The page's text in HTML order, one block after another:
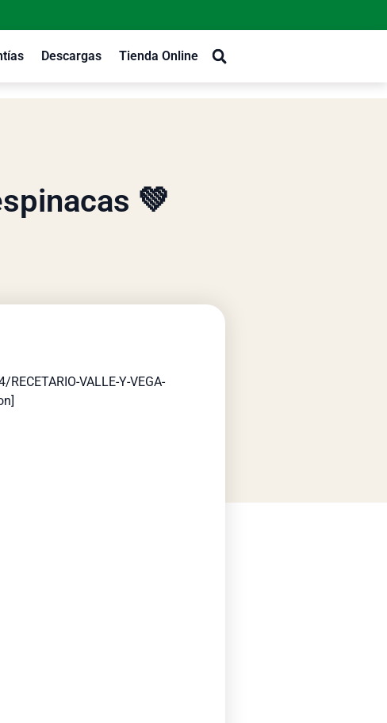
Descargas Tienda Online
💚
VALLE-Y-VEGA-